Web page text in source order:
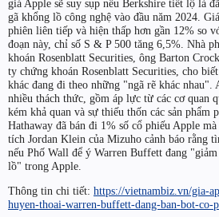
giá Apple sẽ suy sụp nếu Berkshire tiết lộ là
gã khổng lồ công nghệ vào đầu năm 2024.
phiên liên tiếp và hiện thấp hơn gần 12% so
đoạn này, chỉ số S & P 500 tăng 6,5%. Nhà
khoán Rosenblatt Securities, ông Barton
ty chứng khoán Rosenblatt Securities, cho
khác đang đi theo những "ngã rẽ khác nhau".
nhiều thách thức, gồm áp lực từ các cơ quan
kém khả quan và sự thiếu thốn các sản phẩm
Hathaway đã bán đi 1% số cổ phiếu Apple
tích Jordan Klein của Mizuho cảnh báo rằng
nếu Phố Wall để ý Warren Buffett đang
lồ" trong Apple.
Thông tin chi tiết: https://vietnambiz.vn/gia-
huyen-thoai-warren-buffett-dang-ban-bot-co-